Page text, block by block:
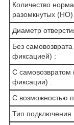
Количество
разомкнутых (НО)
Диаметр
Без самовозврата
фиксацией) :
С самовозвратом
фиксации) :
С возможностью
Тип подключения